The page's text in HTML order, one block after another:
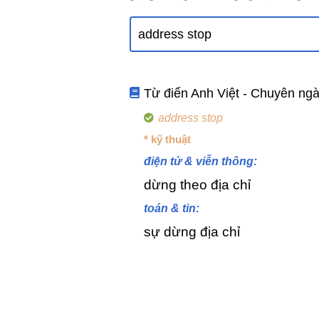
Từ điển Anh Việt - Chuyên
address stop
* kỹ thuật
điện tử & viễn thông:
dừng theo địa chỉ
toán & tin:
sự dừng địa chỉ